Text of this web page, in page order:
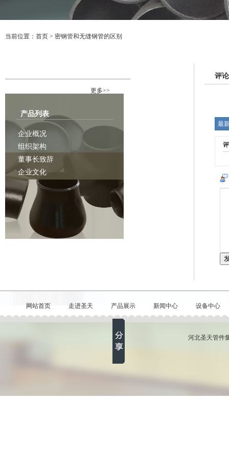
当前位置： 首页 > 密钢管和无缝钢管的区别
更多>>
产品列表
企业概况
组织架构
董事长致辞
企业文化
评
最
网站首页 走进圣天 产品展示 新闻中心 设备中心
河北圣天管件